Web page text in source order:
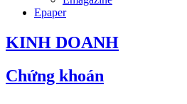
Epaper
KINH DOANH
Chứng khoán